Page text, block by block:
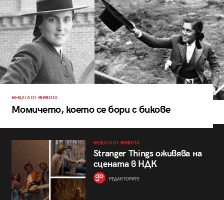
НЕЩАТА ОТ ЖИВОТА
Момичето, което се бори с бикове
НЕЩАТА ОТ ЖИВОТА
Stranger Things оживява на
сцената в НДК
РЕДАКТОРИТЕ